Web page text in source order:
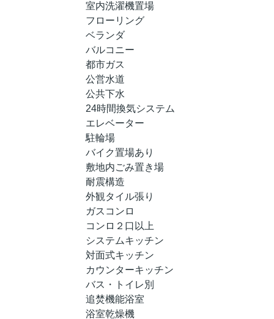
室内洗濯機置場
フローリング
ベランダ
バルコニー
都市ガス
公営水道
公共下水
24時間換気システム
エレベーター
駐輪場
バイク置場あり
敷地内ごみ置き場
耐震構造
外観タイル張り
ガスコンロ
コンロ２口以上
システムキッチン
対面式キッチン
カウンターキッチン
バス・トイレ別
追焚機能浴室
浴室乾燥機